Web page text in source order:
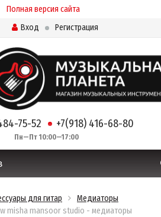
Полная версия сайта
Вход
Регистрация
75-52 +7(918) 416-68-80
Пн—Пт 10:00—17:00
для гитар
Медиаторы
misha mansoor studio - медиаторы